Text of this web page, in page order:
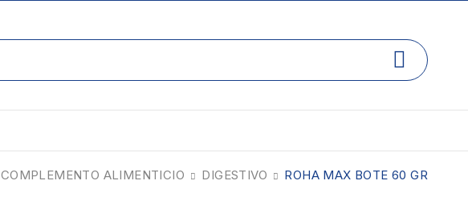
COMPLEMENTO ALIMENTICIO DIGESTIVO ROHA MAX BOTE 60 GR